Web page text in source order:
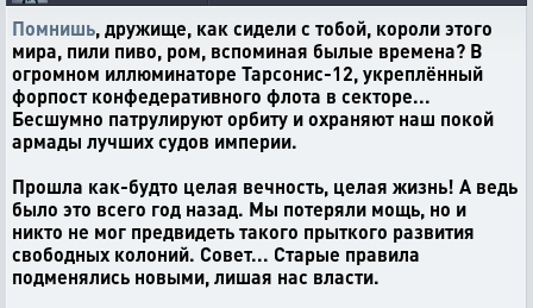
Помнишь, дружище, как сидели с тобой, короли этого
мира, пили пиво, ром, вспоминая былые времена? В
огромном иллюминаторе Тарсонис-12, укреплённый
форпост конфедеративного флота в секторе...
Бесшумно патрулируют орбиту и охраняют наш покой
армады лучших судов империи.
Прошла как-будто целая вечность, целая жизнь! А ведь
было это всего год назад. Мы потеряли мощь, но и
никто не мог предвидеть такого прыткого развития
свободных колоний. Совет... Старые правила
подменялись новыми, лишая нас власти.